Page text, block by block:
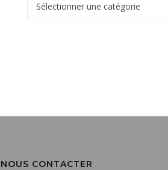
NOUS CONTACTER